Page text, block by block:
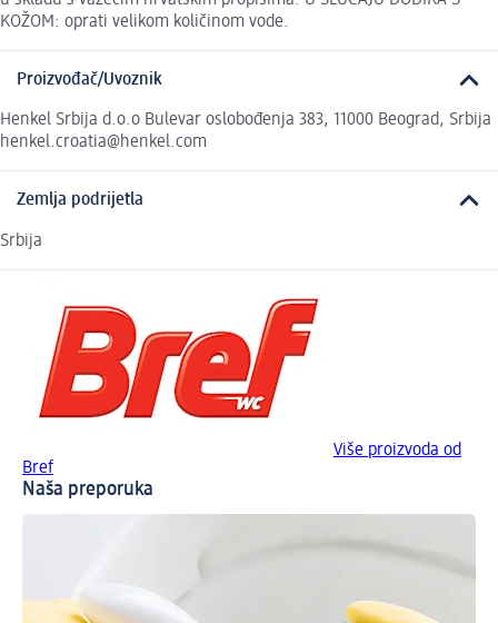
KOŽOM: oprati velikom količinom vode.
Proizvođač/Uvoznik
Henkel Srbija d.o.o Bulevar oslobođenja 383, 11000 Beograd, Srbija
henkel.croatia@henkel.com
Zemlja podrijetla
Srbija
Više proizvoda od
Bref
Naša preporuka